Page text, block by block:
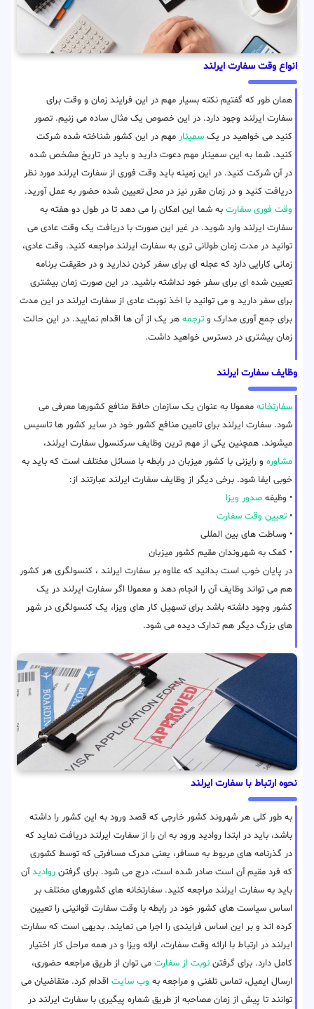
انواع وقت سفارت ایرلند
همان طور که گفتیم نکته بسیار مهم در این فرایند زمان و وقت برای
سفارت ایرلند وجود دارد. در این خصوص یک مثال ساده می زنیم. تصور
کنید می خواهید در یک سمینار مهم در این کشور شناخته شده شرکت
کنید. شما به این سمینار مهم دعوت دارید و باید در تاریخ مشخص شده
در آن شرکت کنید. در این زمینه باید وقت فوری از سفارت ایرلند مورد نظر
دریافت کنید و در زمان مقرر نیز در محل تعیین شده حضور به عمل آورید.
وقت فوری سفارت به شما این امکان را می دهد تا در طول دو هفته به
سفارت ایرلند وارد شوید. در غیر این صورت با دریافت یک وقت عادی می
توانید در مدت زمان طولانی تری به سفارت ایرلند مراجعه کنید. وقت عادی،
زمانی کارایی دارد که عجله ای برای سفر کردن ندارید و در حقیقت برنامه
تعیین شده ای برای سفر خود نداشته باشید. در این صورت زمان بیشتری
برای سفر دارید و می توانید با اخذ نوبت عادی از سفارت ایرلند در این مدت
برای جمع آوری مدارک و ترجمه هر یک از آن ها اقدام نمایید. در این حالت
زمان بیشتری در دسترس خواهید داشت.
وظایف سفارت ایرلند
سفارتخانه معمولا به عنوان یک سازمان حافظ منافع کشورها معرفی می
شود. سفارت ایرلند برای تامین منافع کشور خود در سایر کشور ها تاسیس
میشوند. همچنین یکی از مهم ترین وظایف سرکنسول سفارت ایرلند،
مشاوره و رایزنی با کشور میزبان در رابطه با مسائل مختلف است که باید به
خوبی ایفا شود. برخی دیگر از وظایف سفارت ایرلند عبارتند از:
• وظیفه صدور ویزا
• تعیین وقت سفارت
• وساطت های بین المللی
• کمک به شهروندان مقیم کشور میزبان
در پایان خوب است بدانید که علاوه بر سفارت ایرلند ، کنسولگری هر کشور
هم می تواند وظایف آن را انجام دهد و معمولا اگر سفارت ایرلند در یک
کشور وجود داشته باشد برای تسهیل کار های ویزا، یک کنسولگری در شهر
های بزرگ دیگر هم تدارک دیده می شود.
نحوه ارتباط با سفارت ایرلند
به طور کلی هر شهروند کشور خارجی که قصد ورود به این کشور را داشته
باشد، باید در ابتدا روادید ورود به ان را از سفارت ایرلند دریافت نماید که
در گذرنامه های مربوط به مسافر، یعنی مدرک مسافرتی که توسط کشوری
که فرد مقیم آن است صادر شده است، درج می شود. برای گرفتن روادیدآن
باید به سفارت ایرلند مراجعه کنید. سفارتخانه های کشورهای مختلف بر
اساس سیاست های کشور خود در رابطه با وقت سفارت قوانینی را تعیین
کرده اند و بر این اساس فرایندی را اجرا می نمایند. بدیهی است که سفارت
ایرلند در ارتباط با ارائه وقت سفارت، ارائه ویزا و در همه مراحل کار اختیار
کامل دارد. برای گرفتن نوبت از سفارت می توان از طریق مراجعه حضوری،
ارسال ایمیل، تماس تلفنی و مراجعه به وب سایت اقدام کرد. متقاضیان می
توانند تا پیش از زمان مصاحبه از طریق شماره پیگیری با سفارت ایرلند در